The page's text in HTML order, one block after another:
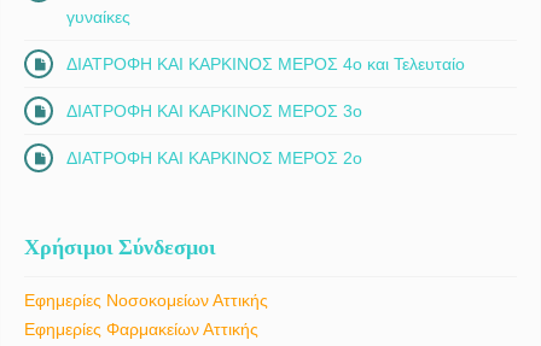
γυναίκες
ΔΙΑΤΡΟΦΗ ΚΑΙ ΚΑΡΚΙΝΟΣ ΜΕΡΟΣ 4ο και Τελευταίο
ΔΙΑΤΡΟΦΗ ΚΑΙ ΚΑΡΚΙΝΟΣ ΜΕΡΟΣ 3ο
ΔΙΑΤΡΟΦΗ ΚΑΙ ΚΑΡΚΙΝΟΣ ΜΕΡΟΣ 2ο
Χρήσιμοι Σύνδεσμοι
Εφημερίες Νοσοκομείων Αττικής
Εφημερίες Φαρμακείων Αττικής